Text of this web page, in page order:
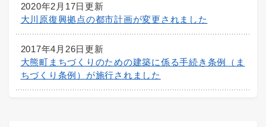
2020年2月17日更新
大川原復興拠点の都市計画が変更されました
2017年4月26日更新
大熊町まちづくりのための建築に係る手続き条例（ま
ちづくり条例）が施行されました